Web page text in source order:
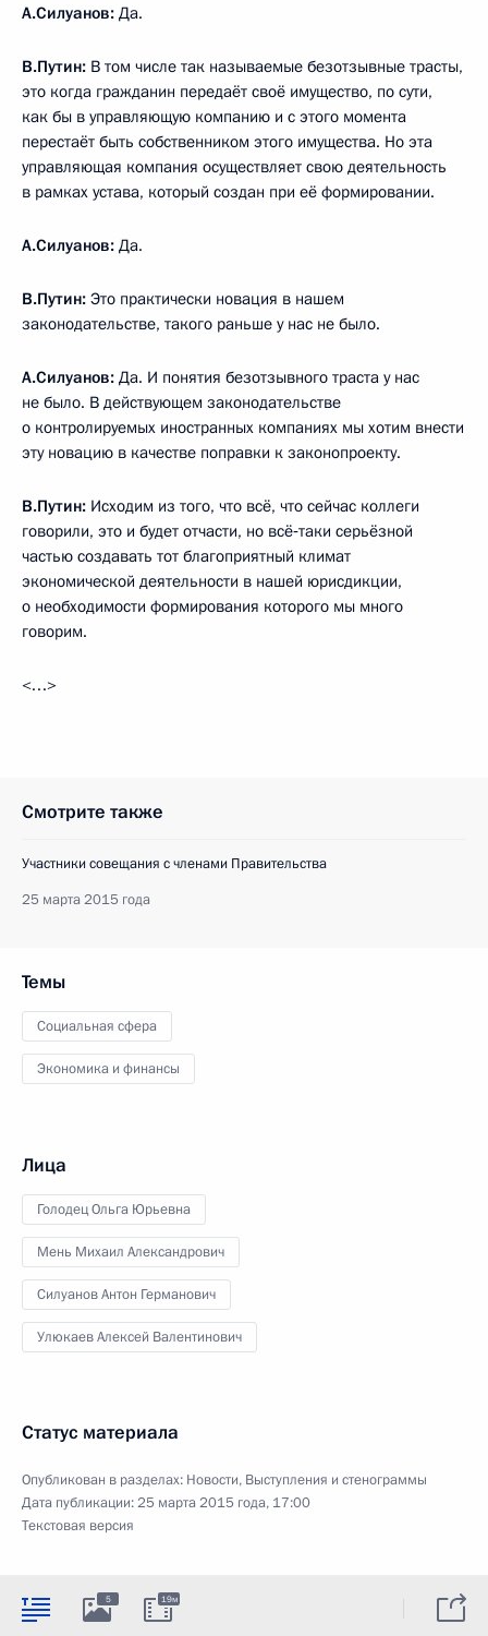
А.Силуанов: Да.
В.Путин: В том числе так называемые безотзывные трасты,
это когда гражданин передаёт своё имущество, по сути,
как бы в управляющую компанию и с этого момента
перестаёт быть собственником этого имущества. Но эта
управляющая компания осуществляет свою деятельность
в рамках устава, который создан при её формировании.
А.Силуанов: Да.
В.Путин: Это практически новация в нашем
законодательстве, такого раньше у нас не было.
А.Силуанов: Да. И понятия безотзывного траста у нас
не было. В действующем законодательстве
о контролируемых иностранных компаниях мы хотим внести
эту новацию в качестве поправки к законопроекту.
В.Путин: Исходим из того, что всё, что сейчас коллеги
говорили, это и будет отчасти, но всё‑таки серьёзной
частью создавать тот благоприятный климат
экономической деятельности в нашей юрисдикции,
о необходимости формирования которого мы много
говорим.
<…>
Смотрите также
Участники совещания с членами Правительства
25 марта 2015 года
Темы
Социальная сфера
Экономика и финансы
Лица
Голодец Ольга Юрьевна
Мень Михаил Александрович
Силуанов Антон Германович
Улюкаев Алексей Валентинович
Статус материала
Опубликован в разделах: Новости, Выступления и стенограммы
Дата публикации:25 марта 2015 года, 17:00
Текстовая версия
5 19м